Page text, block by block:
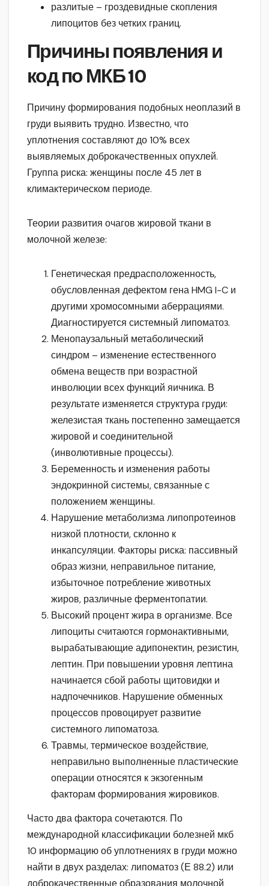
разлитые – гроздевидные скопления
липоцитов без четких границ.
Причины появления и
код по МКБ 10
Причину формирования подобных неоплазий в
груди выявить трудно. Известно, что
уплотнения составляют до 10% всех
выявляемых доброкачественных опухлей.
Группа риска: женщины после 45 лет в
климактерическом периоде.
Теории развития очагов жировой ткани в
молочной железе:
Генетическая предрасположенность,
обусловленная дефектом гена HMG I-C и
другими хромосомными аберрациями.
Диагностируется системный липоматоз.
Менопаузальный метаболический
синдром – изменение естественного
обмена веществ при возрастной
инволюции всех функций яичника. В
результате изменяется структура груди:
железистая ткань постепенно замещается
жировой и соединительной
(инволютивные процессы).
Беременность и изменения работы
эндокринной системы, связанные с
положением женщины.
Нарушение метаболизма липопротеинов
низкой плотности, склонно к
инкапсуляции. Факторы риска: пассивный
образ жизни, неправильное питание,
избыточное потребление животных
жиров, различные ферментопатии.
Высокий процент жира в организме. Все
липоциты считаются гормонактивными,
вырабатывающие адипонектин, резистин,
лептин. При повышении уровня лептина
начинается сбой работы щитовидки и
надпочечников. Нарушение обменных
процессов провоцирует развитие
системного липоматоза.
Травмы, термическое воздействие,
неправильно выполненные пластические
операции относятся к экзогенным
факторам формирования жировиков.
Часто два фактора сочетаются. По
международной классификации болезней мкб
10 информацию об уплотнениях в груди можно
найти в двух разделах: липоматоз (Е 88.2) или
доброкачественные образования молочной